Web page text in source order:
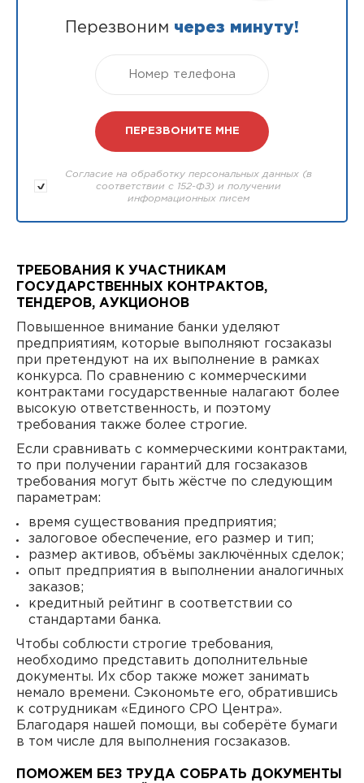
Перезвоним через минуту!
Согласие на обработку персональных данных (в
соответствии с 152-ФЗ) и получении
информационных писем
ТРЕБОВАНИЯ К УЧАСТНИКАМ
ГОСУДАРСТВЕННЫХ КОНТРАКТОВ,
ТЕНДЕРОВ, АУКЦИОНОВ
Повышенное внимание банки уделяют
предприятиям, которые выполняют госзаказы
при претендуют на их выполнение в рамках
конкурса. По сравнению с коммерческими
контрактами государственные налагают более
высокую ответственность, и поэтому
требования также более строгие.
Если сравнивать с коммерческими контрактами,
то при получении гарантий для госзаказов
требования могут быть жёстче по следующим
параметрам:
время существования предприятия;
залоговое обеспечение, его размер и тип;
размер активов, объёмы заключённых сделок;
опыт предприятия в выполнении аналогичных
заказов;
кредитный рейтинг в соответствии со
стандартами банка.
Чтобы соблюсти строгие требования,
необходимо представить дополнительные
документы. Их сбор также может занимать
немало времени. Сэкономьте его, обратившись
к сотрудникам «Единого СРО Центра».
Благодаря нашей помощи, вы соберёте бумаги
в том числе для выполнения госзаказов.
ПОМОЖЕМ БЕЗ ТРУДА СОБРАТЬ ДОКУМЕНТЫ